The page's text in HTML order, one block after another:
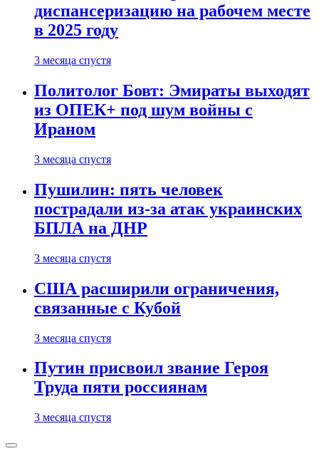
диспансеризацию на рабочем месте
в 2025 году
3 месяца спустя
Политолог Бовт: Эмираты выходят
из ОПЕК+ под шум войны с
Ираном
3 месяца спустя
Пушилин: пять человек
пострадали из-за атак украинских
БПЛА на ДНР
3 месяца спустя
США расширили ограничения,
связанные с Кубой
3 месяца спустя
Путин присвоил звание Героя
Труда пяти россиянам
3 месяца спустя